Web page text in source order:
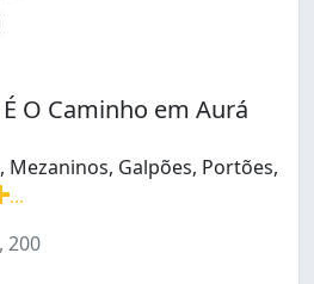
O Caminho em Aurá
Galpões, Portões,
200